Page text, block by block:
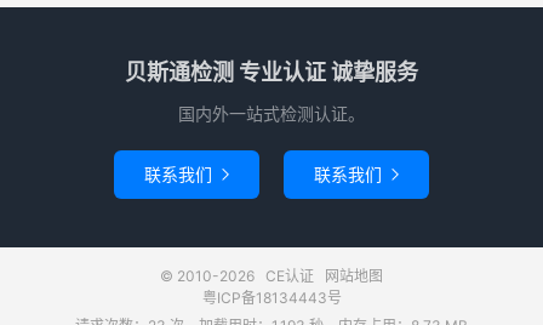
贝斯通检测 专业认证 诚挚服务
国内外一站式检测认证。
联系我们  联系我们 
© 2010-2026 CE认证
网站地图
粤ICP备18134443号